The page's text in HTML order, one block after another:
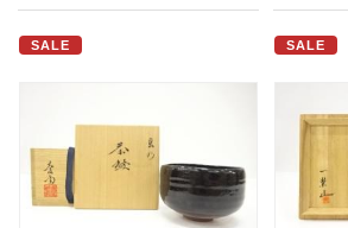
SALE SALE